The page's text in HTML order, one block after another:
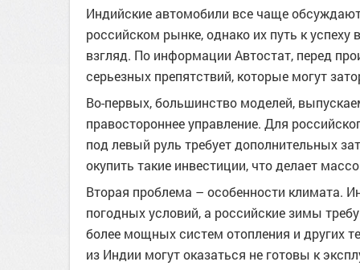
Индийские автомобили все чаще
российском рынке, однако их путь к
взгляд. По информации Автостат, перед
серьезных препятствий, которые могут
Во-первых, большинство моделей,
правостороннее управление. Для
под левый руль требует дополнительных
окупить такие инвестиции, что делает
Вторая проблема – особенности климата.
погодных условий, а российские зимы
более мощных систем отопления и других
из Индии могут оказаться не готовы к